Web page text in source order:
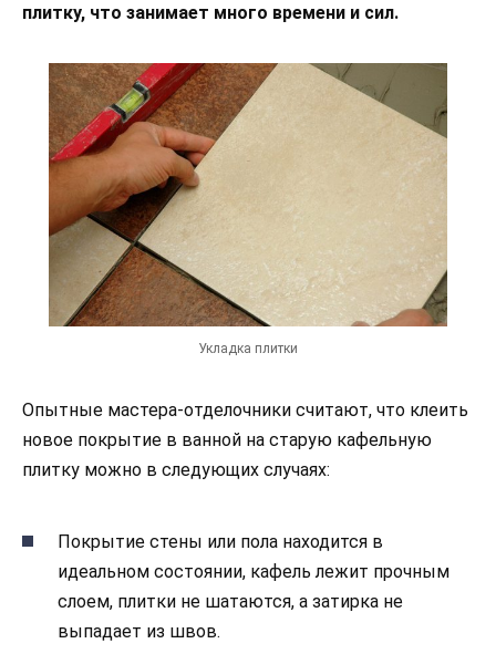
плитку, что занимает много времени и сил.
Укладка плитки
Опытные мастера-отделочники считают, что клеить
новое покрытие в ванной на старую кафельную
плитку можно в следующих случаях:
Покрытие стены или пола находится в
идеальном состоянии, кафель лежит прочным
слоем, плитки не шатаются, а затирка не
выпадает из швов.